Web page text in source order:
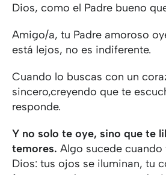
Dios, como el Padre bueno
Amigo/a, tu Padre amoroso
está lejos, no es indiferente.
Cuando lo buscas con un
sincero,creyendo que te
responde.
Y no solo te oye, sino que te
temores. Algo sucede
Dios: tus ojos se iluminan, tu